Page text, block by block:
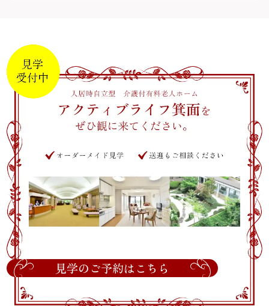
見学のご予約はこちら